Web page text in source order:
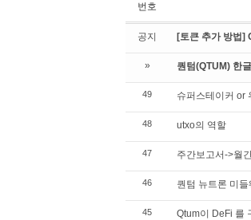
번호
공지 [토큰 추가 방법
» 퀀텀(QTUM) 한
49 슈퍼스테이커 or
48 utxo의 역할
47 주간보고서->월
46 퀀텀 뉴트론 미들
45 Qtum이 DeFi 를